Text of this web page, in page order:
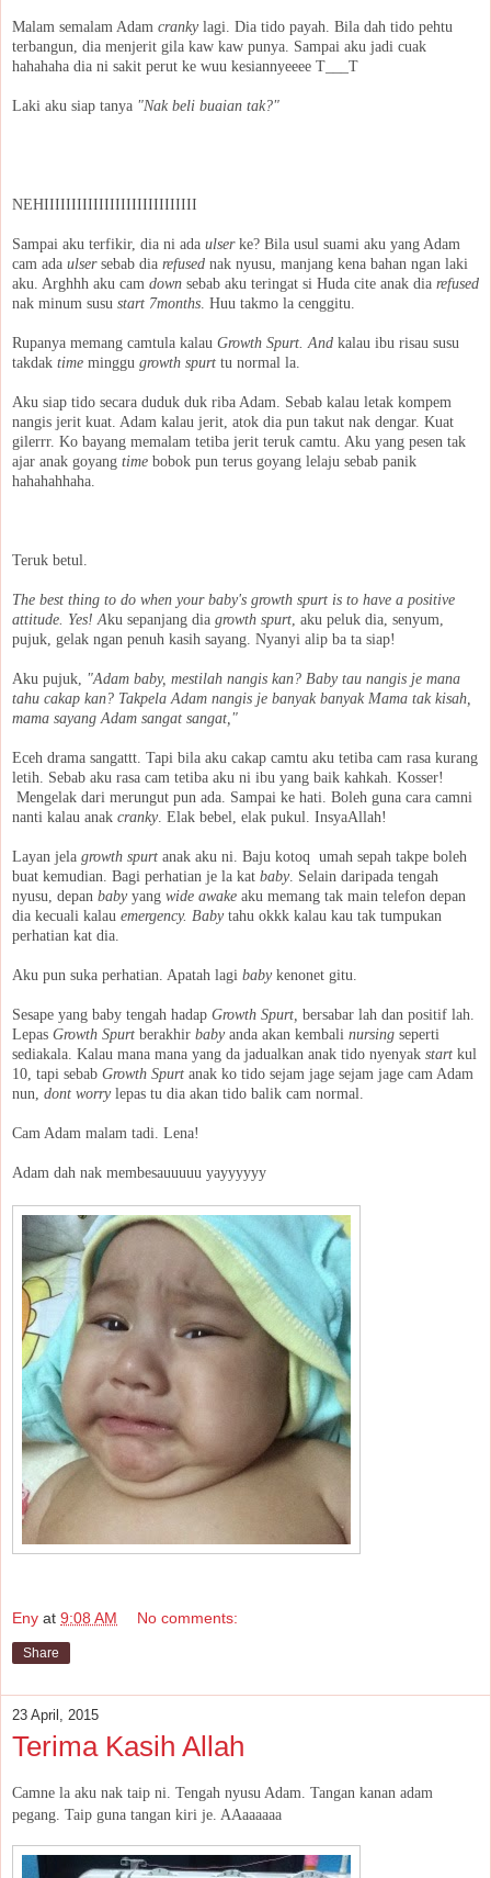
Malam semalam Adam crankylagi. Dia tido payah. Bila dah tido pehtu
terbangun, dia menjerit gila kaw kaw punya. Sampai aku jadi cuak
hahahaha dia ni sakit perut ke wuu kesiannyeeee T___T
Laki aku siap tanya "Nak beli buaian tak?"
NEHIIIIIIIIIIIIIIIIIIIIIIIIIIII
Sampai aku terfikir, dia ni ada ulserke? Bila usul suami aku yang Adam
cam ada ulsersebab dia refused nak nyusu, manjang kena bahan ngan laki
aku. Arghhh aku cam down sebab aku teringat si Huda cite anak dia refused
nak minum susu start 7months. Huu takmo la cenggitu.
Rupanya memang camtula kalau Growth Spurt. And kalau ibu risau susu
takdak time minggu growth spurt tu normal la.
Aku siap tido secara duduk duk riba Adam. Sebab kalau letak kompem
nangis jerit kuat. Adam kalau jerit, atok dia pun takut nak dengar. Kuat
gilerrr. Ko bayang memalam tetiba jerit teruk camtu. Aku yang pesen tak
ajar anak goyang time bobok pun terus goyang lelaju sebab panik
hahahahhaha.
Teruk betul.
The best thing to do when your baby's growth spurt is to have a positive
attitude. Yes! Aku sepanjang dia growth spurt, aku peluk dia, senyum,
pujuk, gelak ngan penuh kasih sayang. Nyanyi alip ba ta siap!
Aku pujuk, "Adam baby, mestilah nangis kan? Baby tau nangis je mana
tahu cakap kan? Takpela Adam nangis je banyak banyak Mama tak kisah,
mama sayang Adam sangat sangat,"
Eceh drama sangattt. Tapi bila aku cakap camtu aku tetiba cam rasa kurang
letih. Sebab aku rasa cam tetiba aku ni ibu yang baik kahkah. Kosser!
Mengelak dari merungut pun ada. Sampai ke hati. Boleh guna cara camni
nanti kalau anak cranky. Elak bebel, elak pukul. InsyaAllah!
Layan jela growth spurt anak aku ni. Baju kotoq umah sepah takpe boleh
buat kemudian. Bagi perhatian je la kat baby. Selain daripada tengah
nyusu, depan babyyang wide awake aku memang tak main telefon depan
dia kecuali kalau emergency. Babytahu okkk kalau kau tak tumpukan
perhatian kat dia.
Aku pun suka perhatian. Apatah lagi babykenonet gitu.
Sesape yang baby tengah hadap Growth Spurt, bersabar lah dan positif lah.
Lepas Growth Spurt berakhir babyanda akan kembali nursing seperti
sediakala. Kalau mana mana yang da jadualkan anak tido nyenyak start kul
10, tapi sebab Growth Spurt anak ko tido sejam jage sejam jage cam Adam
nun, dont worry lepas tu dia akan tido balik cam normal.
Cam Adam malam tadi. Lena!
Adam dah nak membesauuuuu yayyyyyy
Eny at 9:08 AM No comments:
Share
23 April, 2015
Terima Kasih Allah
Camne la aku nak taip ni. Tengah nyusu Adam. Tangan kanan adam
pegang. Taip guna tangan kiri je. AAaaaaaa